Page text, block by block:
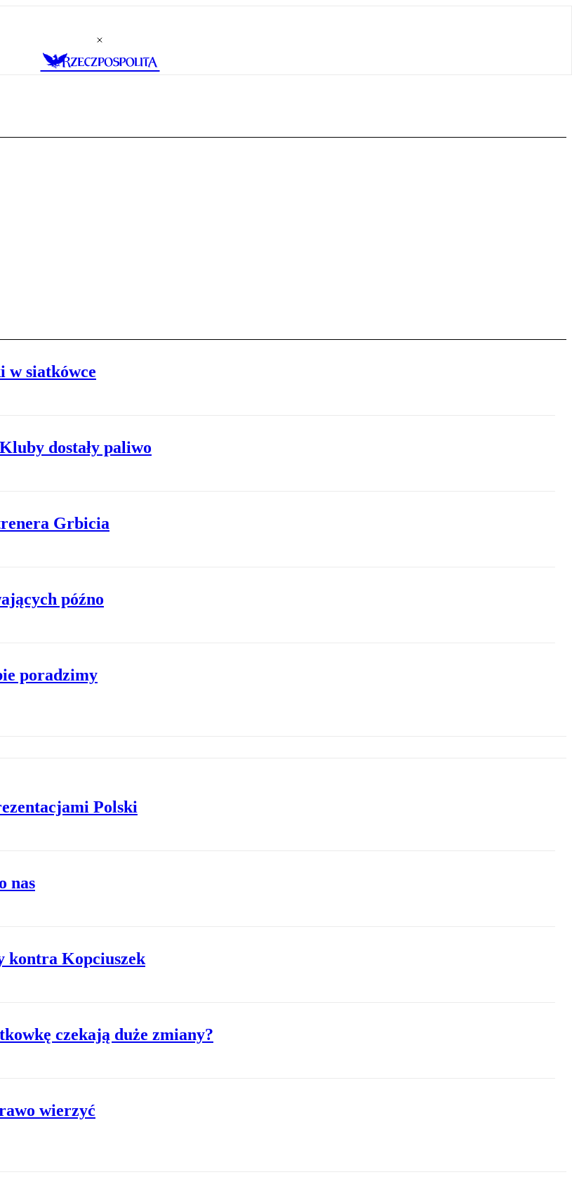
w siatkówce
dostały paliwo
Grbicia
późno
poradzimy
Polski
nas
kontra Kopciuszek
czekają duże zmiany?
wierzyć